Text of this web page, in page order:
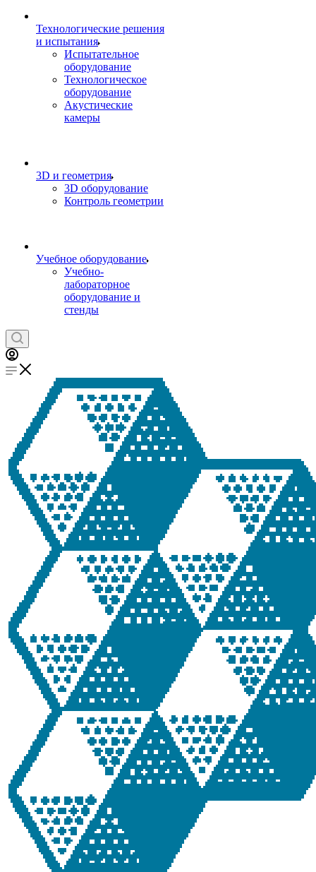
Технологические решения
и испытания
Испытательное
оборудование
Технологическое
оборудование
Акустические
камеры
3D и геометрия
3D оборудование
Контроль геометрии
Учебное оборудование
Учебно-
лабораторное
оборудование и
стенды